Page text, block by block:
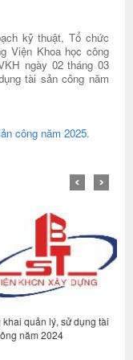
kỹ thuật, Tổ chức
Viện Khoa học công
ngày 02 tháng 03
tài sản công năm
công năm 2025.
quản lý, sử dụng tài
năm 2024